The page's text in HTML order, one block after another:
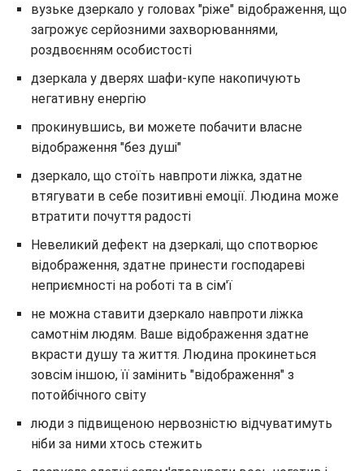
вузьке дзеркало у головах "ріже" відображення, що
загрожує серйозними захворюваннями,
роздвоєнням особистості
дзеркала у дверях шафи-купе накопичують
негативну енергію
прокинувшись, ви можете побачити власне
відображення "без душі"
дзеркало, що стоїть навпроти ліжка, здатне
втягувати в себе позитивні емоції. Людина може
втратити почуття радості
Невеликий дефект на дзеркалі, що спотворює
відображення, здатне принести господареві
неприємності на роботі та в сім'ї
не можна ставити дзеркало навпроти ліжка
самотнім людям. Ваше відображення здатне
вкрасти душу та життя. Людина прокинеться
зовсім іншою, її замінить "відображення" з
потойбічного світу
люди з підвищеною нервозністю відчуватимуть
ніби за ними хтось стежить